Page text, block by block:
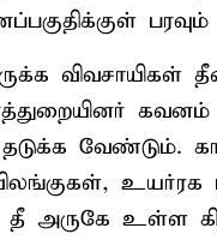
தடுக்க வேண்டும்.
உயர்ரக
தீ அருகே உள்ள